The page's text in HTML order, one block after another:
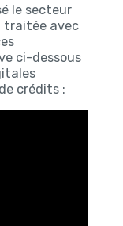
le secteur
traitée avec
ci-dessous
crédits :